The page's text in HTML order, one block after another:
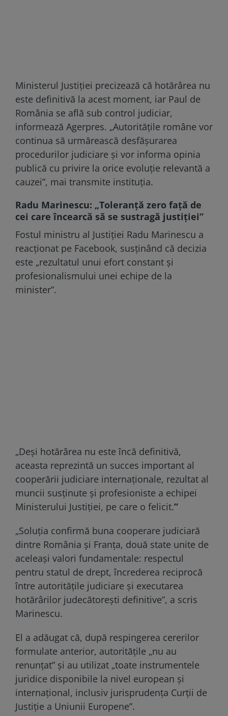
Ministerul Justiției precizează că hotărârea nu
este definitivă la acest moment, iar Paul de
România se află sub control judiciar,
informează Agerpres. „Autoritățile române vor
continua să urmărească desfășurarea
procedurilor judiciare și vor informa opinia
publică cu privire la orice evoluție relevantă a
cauzei”, mai transmite instituția.
Radu Marinescu: „Toleranță zero față de
cei care încearcă să se sustragă justiției”
Fostul ministru al Justiției Radu Marinescu a
reacționat pe Facebook, susținând că decizia
este „rezultatul unui efort constant și
profesionalismului unei echipe de la
minister”.
„Deși hotărârea nu este încă definitivă,
aceasta reprezintă un succes important al
cooperării judiciare internaționale, rezultat al
muncii susținute și profesioniste a echipei
Ministerului Justiției, pe care o felicit.”
„Soluția confirmă buna cooperare judiciară
dintre România și Franța, două state unite de
aceleași valori fundamentale: respectul
pentru statul de drept, încrederea reciprocă
între autoritățile judiciare și executarea
hotărârilor judecătorești definitive”, a scris
Marinescu.
El a adăugat că, după respingerea cererilor
formulate anterior, autoritățile „nu au
renunțat” și au utilizat „toate instrumentele
juridice disponibile la nivel european și
internațional, inclusiv jurisprudența Curții de
Justiție a Uniunii Europene”.